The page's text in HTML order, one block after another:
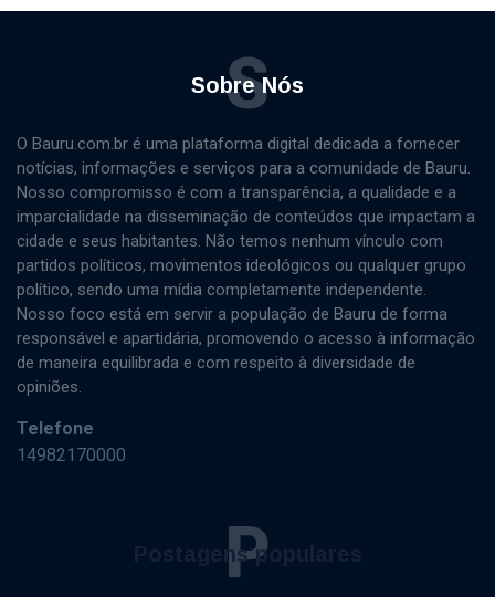
Sobre Nós
S
O Bauru.com.br é uma plataforma digital dedicada a fornecer
notícias, informações e serviços para a comunidade de Bauru.
Nosso compromisso é com a transparência, a qualidade e a
imparcialidade na disseminação de conteúdos que impactam a
cidade e seus habitantes. Não temos nenhum vínculo com
partidos políticos, movimentos ideológicos ou qualquer grupo
político, sendo uma mídia completamente independente.
Nosso foco está em servir a população de Bauru de forma
responsável e apartidária, promovendo o acesso à informação
de maneira equilibrada e com respeito à diversidade de
opiniões.
Telefone
14982170000
Postagens populares
P